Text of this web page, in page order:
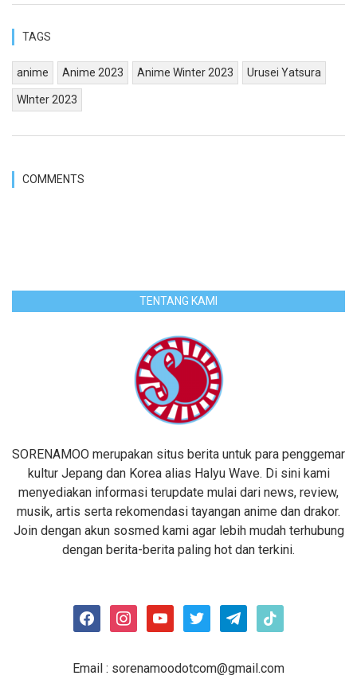
TAGS
anime Anime 2023 Anime Winter 2023 Urusei Yatsura
WInter 2023
COMMENTS
TENTANG KAMI
SORENAMOO merupakan situs berita untuk para penggemar
kultur Jepang dan Korea alias Halyu Wave. Di sini kami
menyediakan informasi terupdate mulai dari news, review,
musik, artis serta rekomendasi tayangan anime dan drakor.
Join dengan akun sosmed kami agar lebih mudah terhubung
dengan berita-berita paling hot dan terkini.
facebookinstagramyoutubetwitter telegramtiktok
Email : sorenamoodotcom@gmail.com